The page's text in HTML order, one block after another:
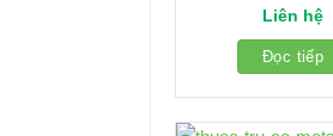
Liên hệ
Đọc tiếp